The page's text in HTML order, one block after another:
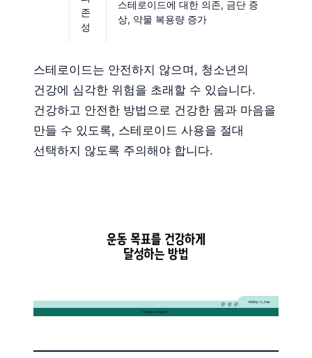
존
성
스테로이드에 대한 의존, 금단 증
상, 약물 복용량 증가
스테로이드는 안전하지 않으며, 청소년의
건강에 심각한 위험을 초래할 수 있습니다.
건강하고 안전한 방법으로 건강한 몸과 마음을
만들 수 있도록, 스테로이드 사용을 절대
선택하지 않도록 주의해야 합니다.